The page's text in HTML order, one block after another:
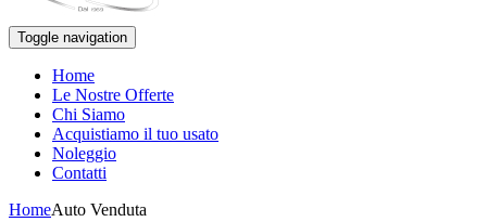
Toggle navigation
Home
Le Nostre Offerte
Chi Siamo
Acquistiamo il tuo usato
Noleggio
Contatti
HomeAuto Venduta